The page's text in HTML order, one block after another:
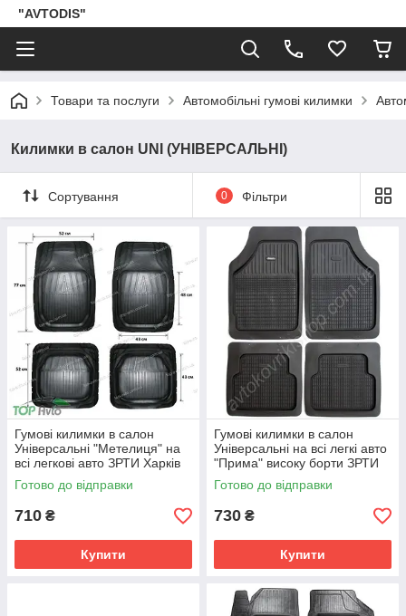
"AVTODIS"
Товари та послуги Автомобільні гумові килимки
Килимки в салон UNI (УНІВЕРСАЛЬНІ)
Сортування 0 Фільтри
Гумові килимки в салон
Універсальні "Метелиця" на
всі легкові авто ЗРТИ Харків
Готово до відправки
710 ₴
Купити
Гумові килимки в салон
Універсальні на всі легкі авто
"Прима" високу борти ЗРТИ
Готово до відправки
730 ₴
Купити